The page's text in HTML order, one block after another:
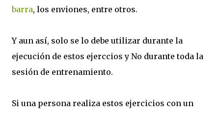
barra, los enviones, entre otros.
Y aun así, solo se lo debe utilizar durante la
ejecución de estos ejerccios y No durante toda la
sesión de entrenamiento.
Si una persona realiza estos ejercicios con un